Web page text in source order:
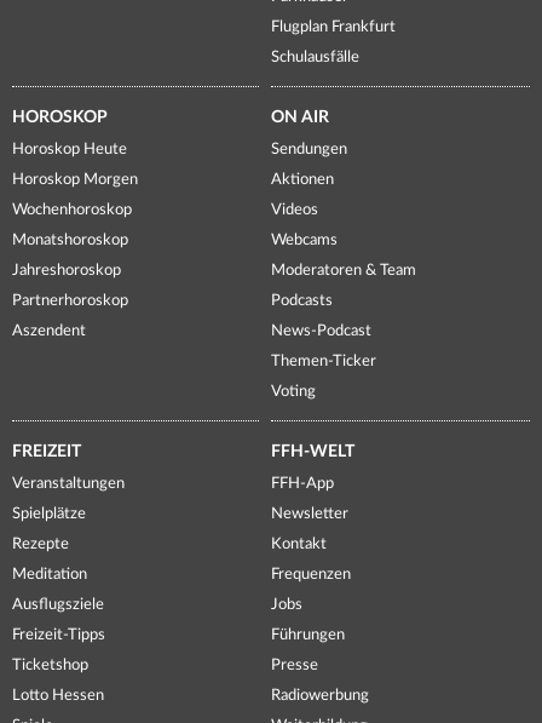
Flugplan Frankfurt
Schulausfälle
HOROSKOP
Horoskop Heute
Horoskop Morgen
Wochenhoroskop
Monatshoroskop
Jahreshoroskop
Partnerhoroskop
Aszendent
ON AIR
Sendungen
Aktionen
Videos
Webcams
Moderatoren & Team
Podcasts
News-Podcast
Themen-Ticker
Voting
FREIZEIT
Veranstaltungen
Spielplätze
Rezepte
Meditation
Ausflugsziele
Freizeit-Tipps
Ticketshop
Lotto Hessen
FFH-WELT
FFH-App
Newsletter
Kontakt
Frequenzen
Jobs
Führungen
Presse
Radiowerbung